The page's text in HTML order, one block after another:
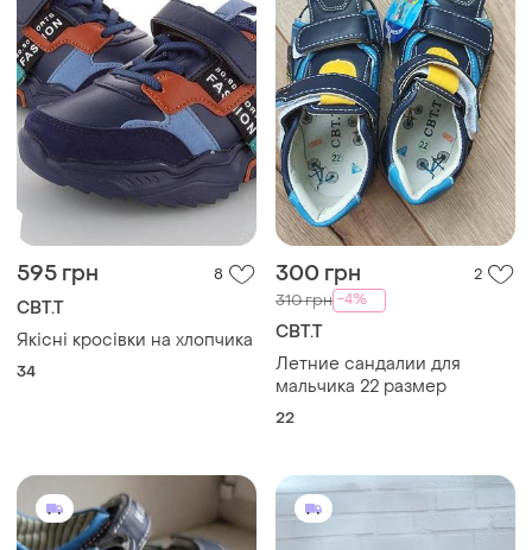
595 грн 8
СВТ.Т
Якісні кросівки на хлопчика
34
300 грн 2
310 грн -4%
СВТ.Т
Летние сандалии для
мальчика 22 размер
22